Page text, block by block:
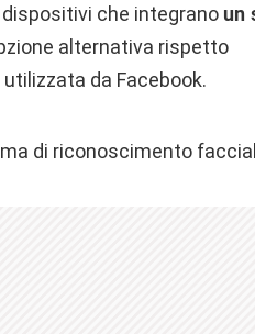
che integrano un
alternativa rispetto
da Facebook.
di riconoscimento